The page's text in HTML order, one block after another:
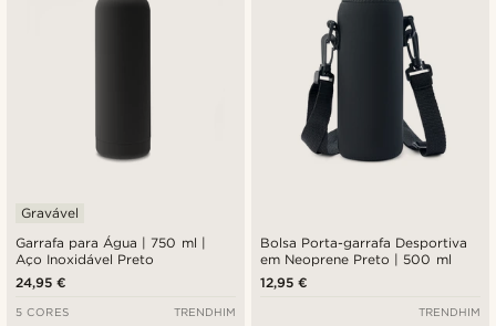
Preço mais alto
Garrafa para Água | 750 ml |
Aço Inoxidável Preto
Gravável
24,95 €
5 CORES TRENDHIM
Bolsa Porta-garrafa Desportiva
em Neoprene Preto | 500 ml
12,95 €
TRENDHIM